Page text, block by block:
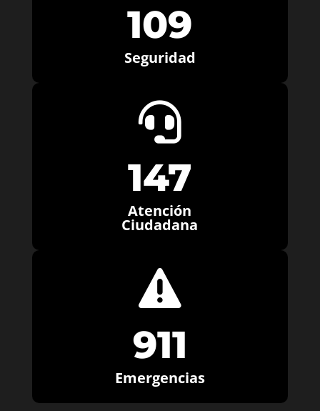
109
Seguridad

147
Atención
Ciudadana

911
Emergencias